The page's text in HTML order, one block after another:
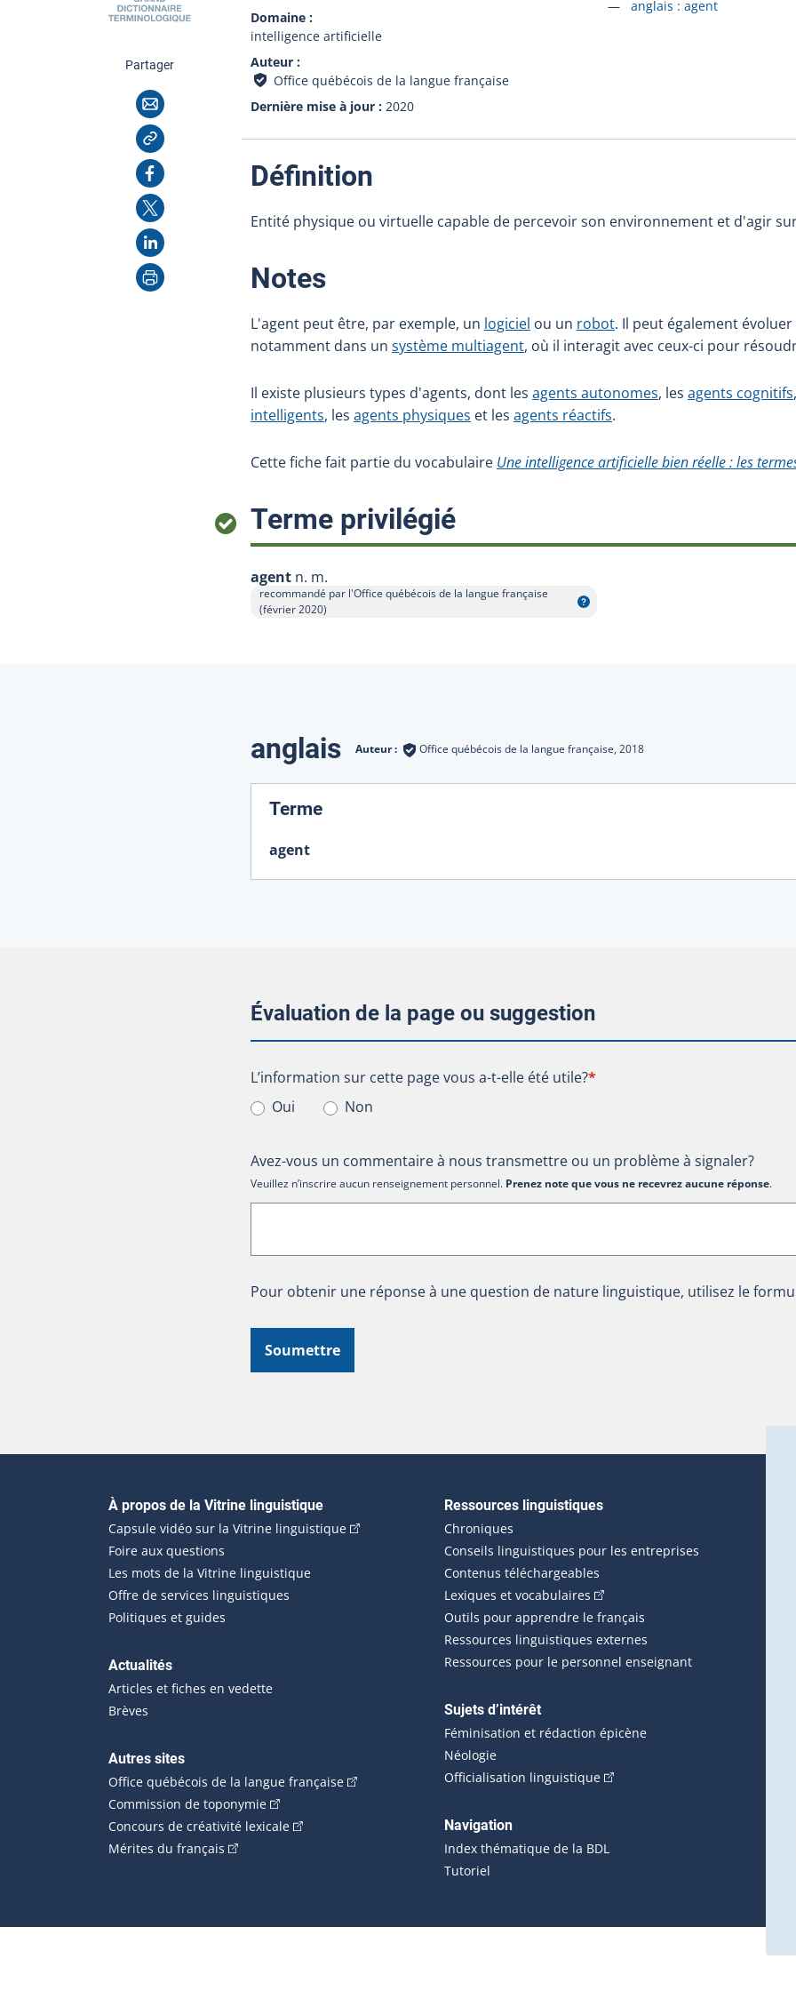
Domaine
intelligence artificielle
Auteur
Office québécois de la langue française
Dernière mise à jour
2020
Accéder à la fiche en
anglais : agent
Partagercette page
Courriel
Copier l'adresse
Facebook
X
LinkedIn
Imprimer
Définition
Entité physique ou virtuelle capable de percevoir son environnement et d'agir
Notes:
L'agent peut être, par exemple, un logiciel ou un robot. Il peut également
notamment dans un système multiagent, où il interagit avec ceux-ci pour
Il existe plusieurs types d'agents, dont les agents autonomes, les agents cognitifs
intelligents, les agents physiques et les agents réactifs.
Cette fiche fait partie du vocabulaire Une intelligence artificielle bien réelle : les
Terme privilégié:
agent n. m.
recommandé par l'Office québécois de la langue française
(février 2020)
Afficher l'infobulle
Traductions
anglais Auteur : Office québécois de la langue française, 2018
Terme:
agent
Évaluation de la page ou suggestion
L’information sur cette page vous a-t-elle été utile?
L’information sur cette page vous a-t-elle été utile?*
Oui
Non
Avez-vous un commentaire à nous transmettre ou un problème à signaler?
Veuillez n’inscrire aucun renseignement personnel. Prenez note que vous ne recevrez aucune réponse.
Pour obtenir une réponse à une question de nature linguistique, utilisez le
Soumettre
Navigation principale
À propos de la Vitrine linguistique
Capsule vidéo sur la Vitrine linguistique(Cet hyperlien externe s'ouvrira dans une nouvelle fenêtre.)
Foire aux questions
Les mots de la Vitrine linguistique
Offre de services linguistiques
Politiques et guides
Actualités
Articles et fiches en vedette
Brèves
Autres sites
Office québécois de la langue française(Cet hyperlien externe s'ouvrira dans une nouvelle fenêtre.)
Commission de toponymie(Cet hyperlien externe s'ouvrira dans une nouvelle fenêtre.)
Concours de créativité lexicale(Cet hyperlien externe s'ouvrira dans une nouvelle fenêtre.)
Mérites du français (Cet hyperlien externe s'ouvrira dans une nouvelle fenêtre.)
Ressources linguistiques
Chroniques
Conseils linguistiques pour les entreprises
Contenus téléchargeables
Lexiques et vocabulaires (Cet hyperlien externe s'ouvrira
Outils pour apprendre le français
Ressources linguistiques externes
Ressources pour le personnel enseignant
Sujets d’intérêt
Féminisation et rédaction épicène
Néologie
Officialisation linguistique(Cet hyperlien externe s'ouvrira
Navigation
Index thématique de la BDL
Tutoriel